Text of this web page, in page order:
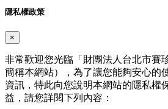
隱私權政策
×
非常歡迎您光臨「財團法人台北市賽
簡稱本網站），為了讓您能夠安心的
資訊，特此向您說明本網站的隱私權
益，請您詳閱下列內容：